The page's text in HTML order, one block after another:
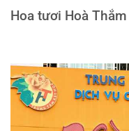
Hoa tươi Hoà